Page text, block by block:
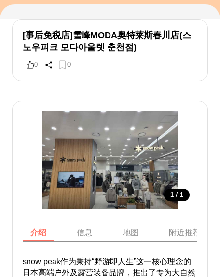
[事后免税店]雪峰MODA奥特莱斯春川店(스
노우피크 모다아울렛 춘천점)
0 0
1 / 1
介绍 信息 地图 附近推荐景点
snow peak作为秉持“野游即人生”这一核心理念的
日本高端户外及露营装备品牌，推出了专为大自然